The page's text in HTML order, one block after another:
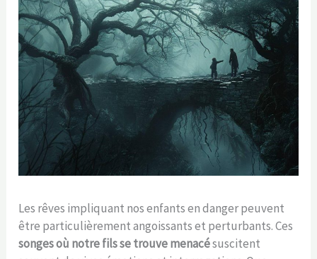
Les rêves impliquant nos enfants en danger peuvent
être particulièrement angoissants et perturbants. Ces
songes où notre fils se trouve menacésuscitent